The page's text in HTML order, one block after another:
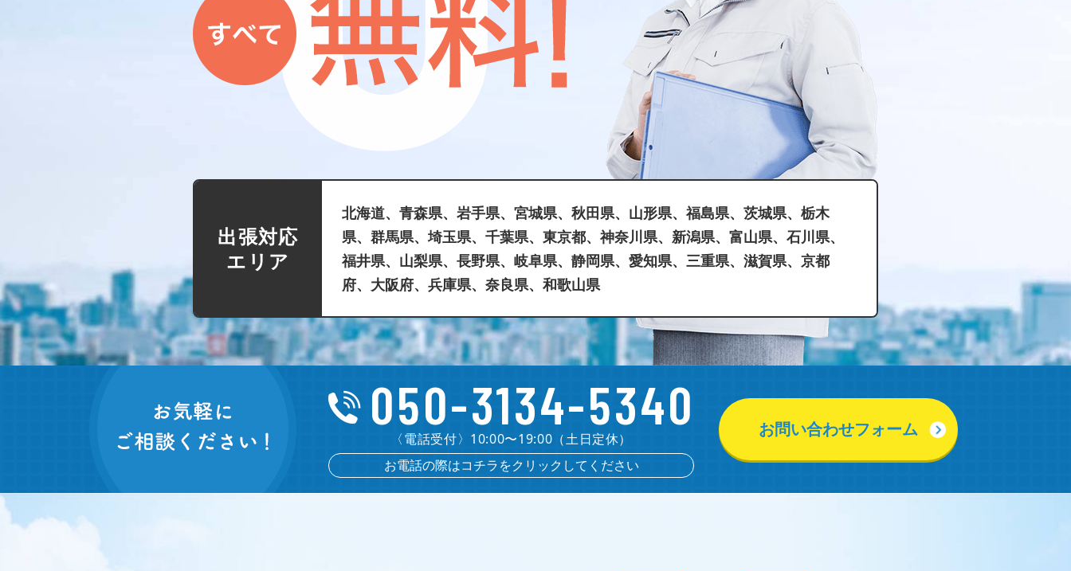
出張対応
エリア
北海道、青森県、岩手県、宮城県、秋田県、山形県、福島県、茨城県、栃木
県、群馬県、埼玉県、千葉県、東京都、神奈川県、新潟県、富山県、石川県、
福井県、山梨県、長野県、岐阜県、静岡県、愛知県、三重県、滋賀県、京都
府、大阪府、兵庫県、奈良県、和歌山県
050-3134-5340
〈電話受付〉10:00〜19:00（土日定休）
お電話の際はコチラをクリックしてください
お問い合わせフォーム